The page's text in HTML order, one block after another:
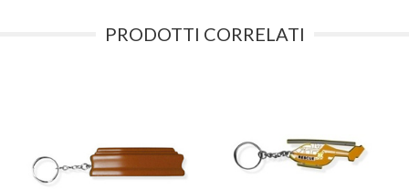
PRODOTTI CORRELATI